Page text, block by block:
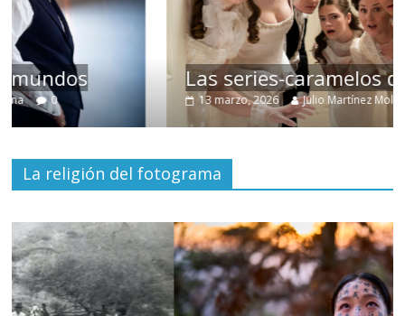
Las series-caramelos de Shondaland
13 marzo, 2026 Julio Martínez Molina 0
La religión del fotograma